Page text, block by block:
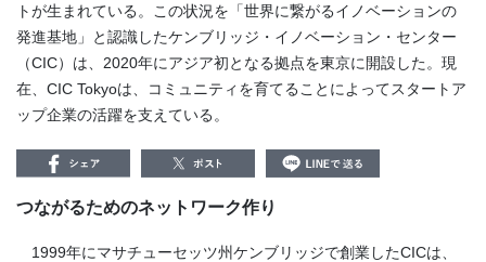
トが生まれている。この状況を「世界に繋がるイノベーションの
発進基地」と認識したケンブリッジ・イノベーション・センター
（CIC）は、2020年にアジア初となる拠点を東京に開設した。現
在、CIC Tokyoは、コミュニティを育てることによってスタートア
ップ企業の活躍を支えている。
つながるためのネットワーク作り
1999年にマサチューセッツ州ケンブリッジで創業したCICは、